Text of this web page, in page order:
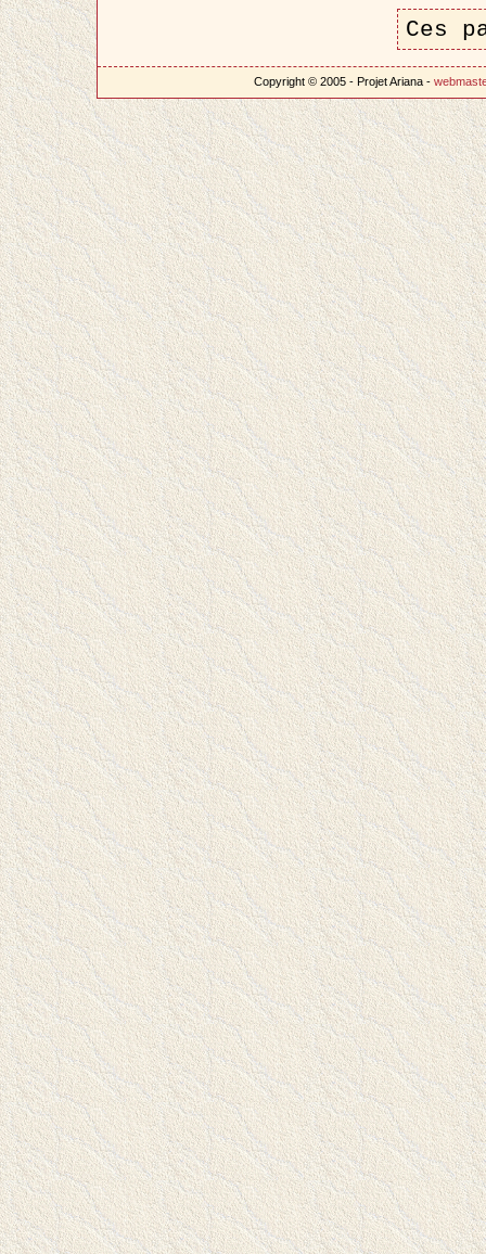
Ces
Copyright © 2005 - Projet Ariana -